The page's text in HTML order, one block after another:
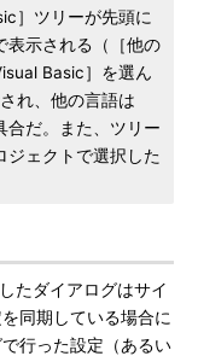
］ツリーが先頭に
表示される（［他の
Basic］を選ん
れ、他の言語は
合だ。また、ツリー
ジェクトで選択した
たダイアログはサイ
同期している場合に
行った設定（あるい